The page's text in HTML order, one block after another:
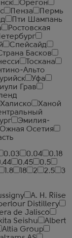
Орегон
Пенза
Пермь
Пти Шампань
Ростовская
Спейсайд
Басков
Тоскана
Альто
Уфа
Грав
Халиско
Ханой
Эмилия-
Осетия
0.03 0.04
0.18
0.45
0.5
1.8 18 2 2.5
3
A. H. Riise
Distillery
de Jalisco
Seishu
Albert
Altia Group